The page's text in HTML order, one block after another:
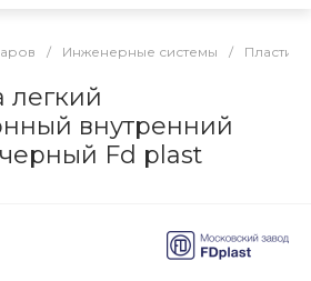
/ Инженерные системы /
внутренний
Fd plast